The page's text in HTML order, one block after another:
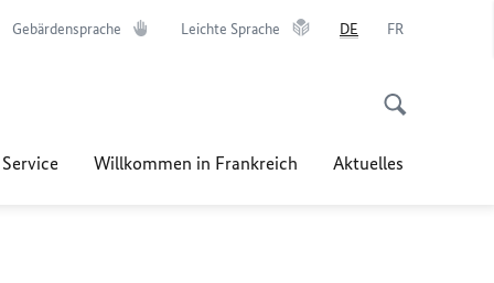
Gebärdensprache Leichte Sprache DE FR
Willkommen in Frankreich Aktuelles